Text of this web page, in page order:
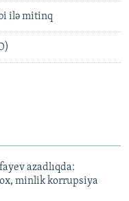
ilə mitinq
azadlıqda:
minlik korrupsiya